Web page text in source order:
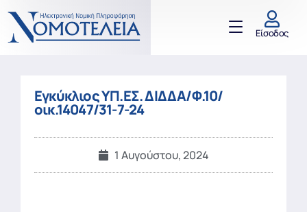
Είσοδος
Εγκύκλιος ΥΠ.ΕΣ. ΔΙΔΔΑ/Φ.10/
οικ.14047/31-7-24
1 Αυγούστου, 2024